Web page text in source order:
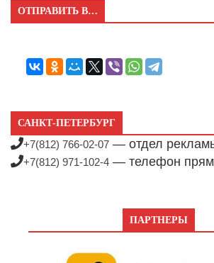
ОТПРАВИТЬ В…
САНКТ-ПЕТЕРБУРГ
+7(812) 766-02-07 — отдел
+7(812) 971-102-4 — телефон
ПАРТНЕРЫ